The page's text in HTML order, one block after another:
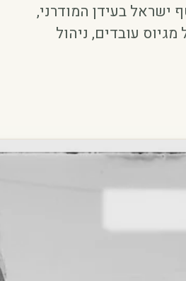
בעידן המודרני,
עובדים, ניהול